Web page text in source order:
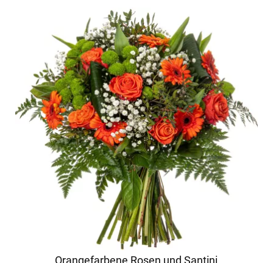
Orangefarbene Rosen und Santini